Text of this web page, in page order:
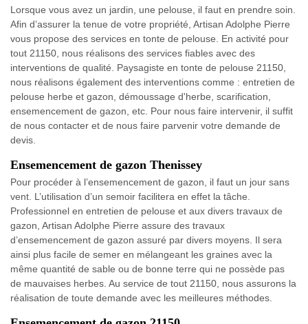
Lorsque vous avez un jardin, une pelouse, il faut en prendre soin.
Afin d’assurer la tenue de votre propriété, Artisan Adolphe Pierre
vous propose des services en tonte de pelouse. En activité pour
tout 21150, nous réalisons des services fiables avec des
interventions de qualité. Paysagiste en tonte de pelouse 21150,
nous réalisons également des interventions comme : entretien de
pelouse herbe et gazon, démoussage d'herbe, scarification,
ensemencement de gazon, etc. Pour nous faire intervenir, il suffit
de nous contacter et de nous faire parvenir votre demande de
devis.
Ensemencement de gazon Thenissey
Pour procéder à l’ensemencement de gazon, il faut un jour sans
vent. L’utilisation d’un semoir facilitera en effet la tâche.
Professionnel en entretien de pelouse et aux divers travaux de
gazon, Artisan Adolphe Pierre assure des travaux
d’ensemencement de gazon assuré par divers moyens. Il sera
ainsi plus facile de semer en mélangeant les graines avec la
même quantité de sable ou de bonne terre qui ne possède pas
de mauvaises herbes. Au service de tout 21150, nous assurons la
réalisation de toute demande avec les meilleures méthodes.